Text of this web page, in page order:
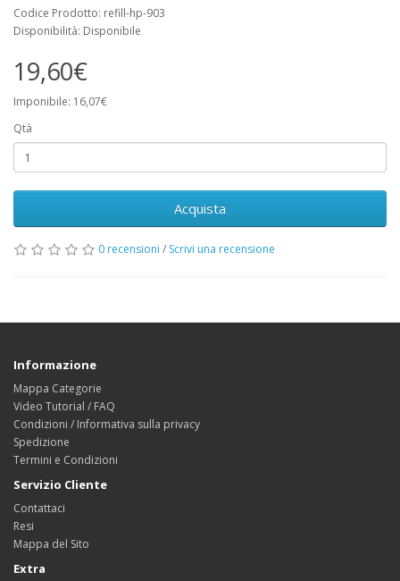
Codice Prodotto: refill-hp-903
Disponibilità: Disponibile
19,60€
Imponibile: 16,07€
Qtà
Acquista
0 recensioni / Scrivi una recensione
Informazione
Mappa Categorie
Video Tutorial / FAQ
Condizioni / Informativa sulla privacy
Spedizione
Termini e Condizioni
Servizio Cliente
Contattaci
Resi
Mappa del Sito
Extra